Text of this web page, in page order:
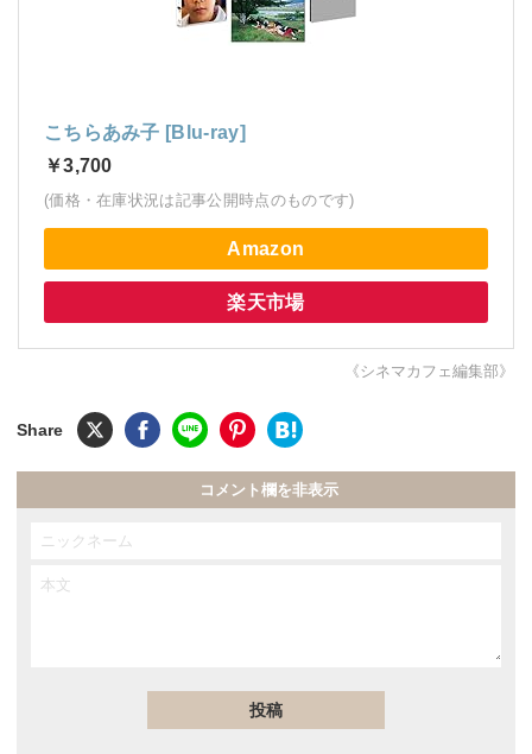
こちらあみ子 [Blu-ray]
￥3,700
(価格・在庫状況は記事公開時点のものです)
Amazon
楽天市場
《シネマカフェ編集部》
コメント欄を非表示